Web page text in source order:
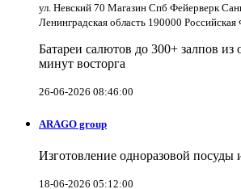
ул. Невский 70 Магазин Спб Фейерверк
Ленинградская область 190000
Батареи салютов до 300+ залпов из
минут восторга
26-06-2026 08:46:00
ARAGO group
Изготовление одноразовой посуды
18-06-2026 05:12:00